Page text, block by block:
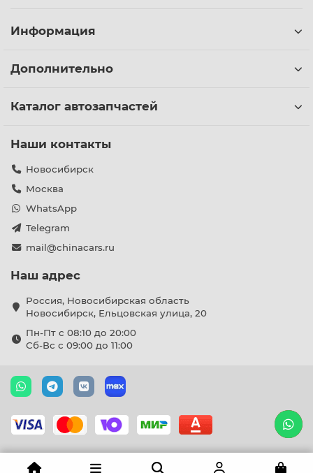
Информация
Дополнительно
Каталог автозапчастей
Наши контакты
Новосибирск
Москва
WhatsApp
Telegram
mail@chinacars.ru
Наш адрес
Россия, Новосибирская область
Новосибирск, Ельцовская улица, 20
Пн-Пт с 08:10 до 20:00
Сб-Вс с 09:00 до 11:00